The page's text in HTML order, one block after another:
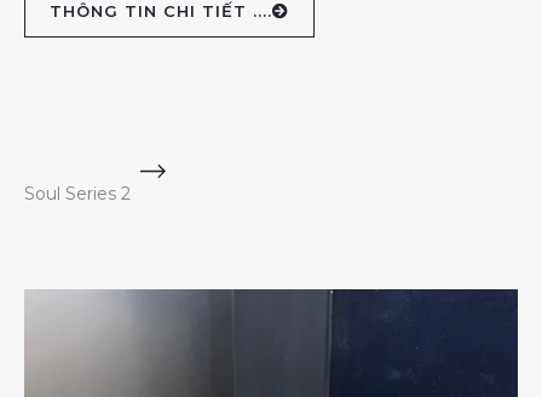
THÔNG TIN CHI TIẾT ....
Soul Series 2